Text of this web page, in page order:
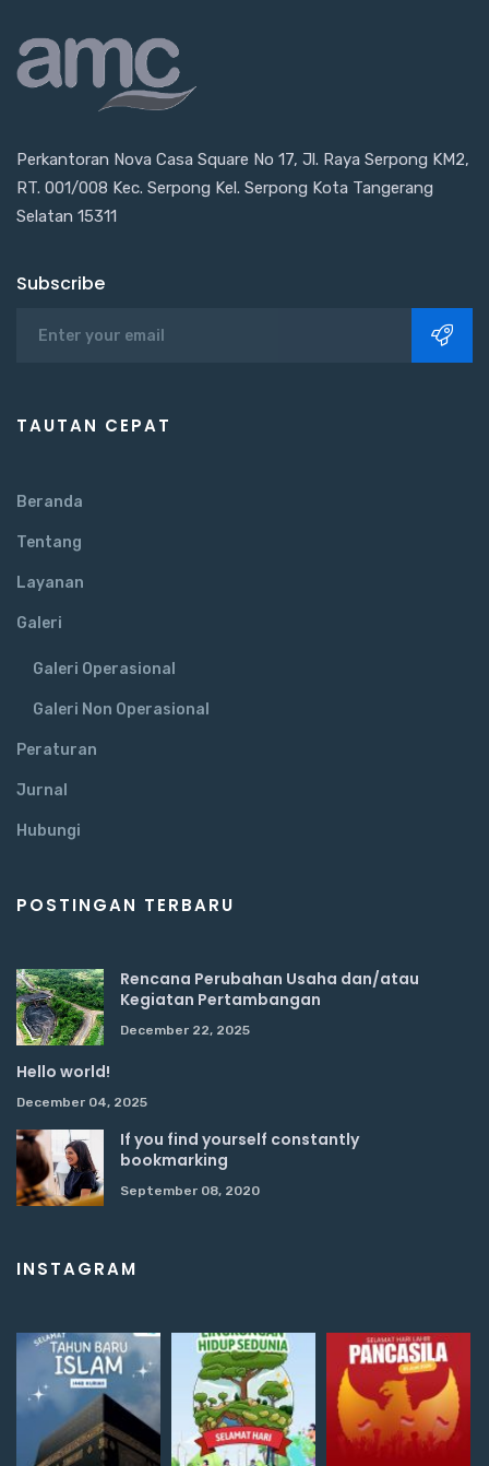
Perkantoran Nova Casa Square No 17, Jl. Raya Serpong KM2,
RT. 001/008 Kec. Serpong Kel. Serpong Kota Tangerang
Selatan 15311
Subscribe
TAUTAN CEPAT
Beranda
Tentang
Layanan
Galeri
Galeri Operasional
Galeri Non Operasional
Peraturan
Jurnal
Hubungi
POSTINGAN TERBARU
Rencana Perubahan Usaha dan/atau
Kegiatan Pertambangan
December 22, 2025
Hello world!
December 04, 2025
If you find yourself constantly
bookmarking
September 08, 2020
INSTAGRAM